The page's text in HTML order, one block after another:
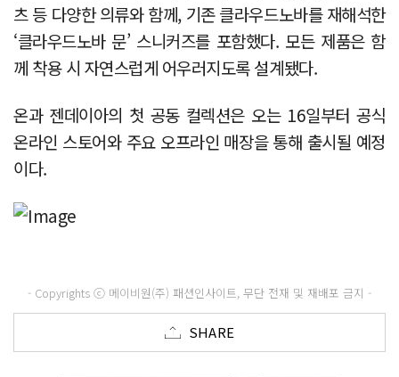
츠 등 다양한 의류와 함께, 기존 클라우드노바를 재해석한
‘클라우드노바 문’ 스니커즈를 포함했다. 모든 제품은 함
께 착용 시 자연스럽게 어우러지도록 설계됐다.
온과 젠데이아의 첫 공동 컬렉션은 오는 16일부터 공식
온라인 스토어와 주요 오프라인 매장을 통해 출시될 예정
이다.
- Copyrights ⓒ 메이비원(주) 패션인사이트, 무단 전재 및 재배포 금지 -
SHARE